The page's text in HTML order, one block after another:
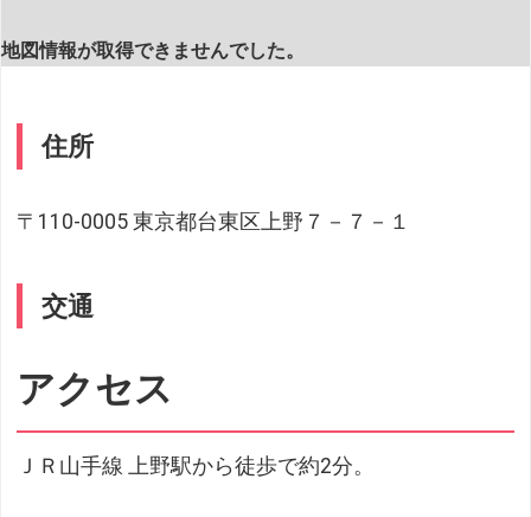
地図情報が取得できませんでした。
住所
〒110-0005 東京都台東区上野７－７－１
交通
アクセス
ＪＲ山手線 上野駅から徒歩で約2分。